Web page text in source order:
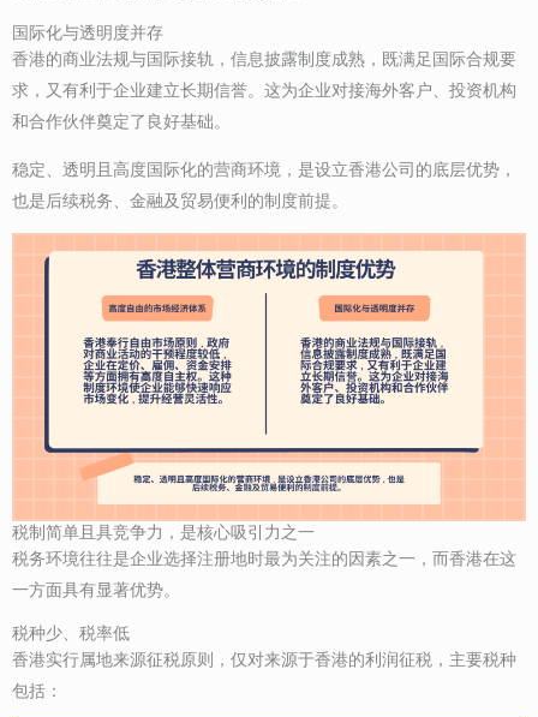
国际化与透明度并存
香港的商业法规与国际接轨，信息披露制度成熟，既满足国际合规要
求，又有利于企业建立长期信誉。这为企业对接海外客户、投资机构
和合作伙伴奠定了良好基础。
稳定、透明且高度国际化的营商环境，是设立香港公司的底层优势，
也是后续税务、金融及贸易便利的制度前提。
税制简单且具竞争力，是核心吸引力之一
税务环境往往是企业选择注册地时最为关注的因素之一，而香港在这
一方面具有显著优势。
税种少、税率低
香港实行属地来源征税原则，仅对来源于香港的利润征税，主要税种
包括：